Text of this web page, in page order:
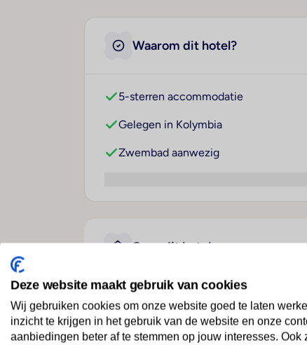
Waarom dit hotel?
5-sterren accommodatie
Gelegen in Kolymbia
Zwembad aanwezig
Over dit hotel
Atlantica Aegean Blue
Griekenland· Rhodos· Kolymbia
Deze website maakt gebruik van cookies
Wij gebruiken cookies om onze website goed te laten
inzicht te krijgen in het gebruik van de website en onze
aanbiedingen beter af te stemmen op jouw interesses. Ook